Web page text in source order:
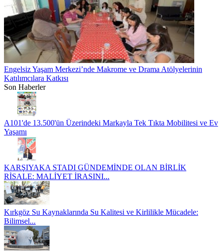
Engelsiz Yaşam Merkezi’nde Makrome ve Drama Atölyelerinin
Katılımcılara Katkısı
Son Haberler
A101'de 13.500'ün Üzerindeki Markayla Tek Tıkta Mobilitesi ve Ev
Yaşamı
KARŞIYAKA STADI GÜNDEMİNDE OLAN BİRLİK
RİSALE: MALİYET İRASINI...
Kırkgöz Su Kaynaklarında Su Kalitesi ve Kirlilikle Mücadele:
Bilimsel...